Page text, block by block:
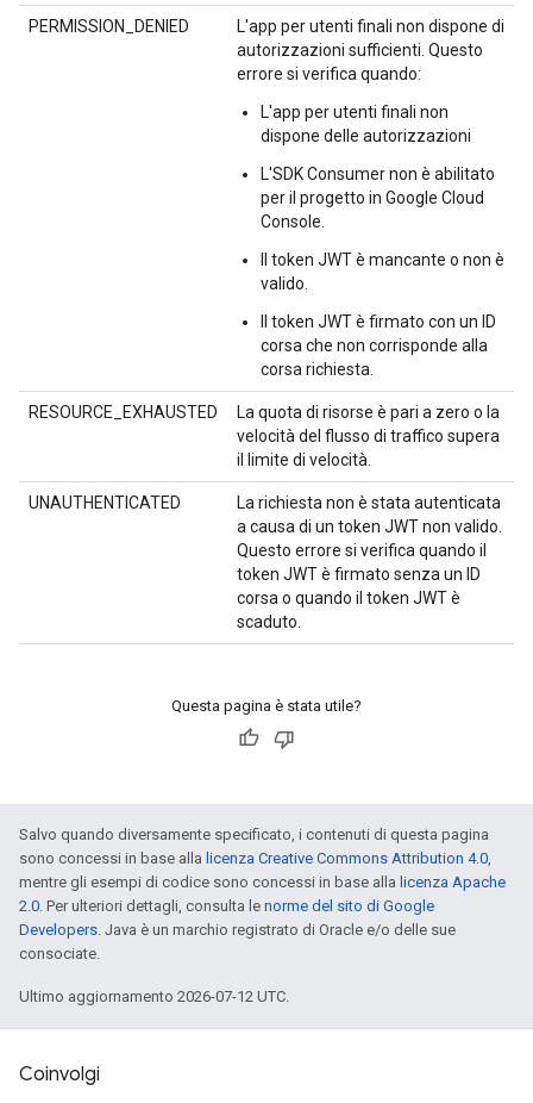
PERMISSION_DENIED
L'app per utenti finali non dispone di
autorizzazioni sufficienti. Questo
errore si verifica quando:
L'app per utenti finali non
dispone delle autorizzazioni
L'SDK Consumer non è abilitato
per il progetto in Google Cloud
Console.
Il token JWT è mancante o non è
valido.
Il token JWT è firmato con un ID
corsa che non corrisponde alla
corsa richiesta.
RESOURCE_EXHAUSTED
La quota di risorse è pari a zero o la
velocità del flusso di traffico supera
il limite di velocità.
UNAUTHENTICATED
La richiesta non è stata autenticata
a causa di un token JWT non valido.
Questo errore si verifica quando il
token JWT è firmato senza un ID
corsa o quando il token JWT è
scaduto.
Questa pagina è stata utile?
Salvo quando diversamente specificato, i contenuti di questa pagina
sono concessi in base alla licenza Creative Commons Attribution 4.0,
mentre gli esempi di codice sono concessi in base alla licenza Apache
2.0. Per ulteriori dettagli, consulta le norme del sito di Google
Developers. Java è un marchio registrato di Oracle e/o delle sue
consociate.
Ultimo aggiornamento 2026-07-12 UTC.
Coinvolgi